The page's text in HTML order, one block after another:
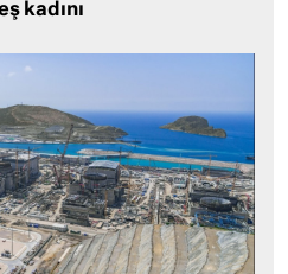
kadını